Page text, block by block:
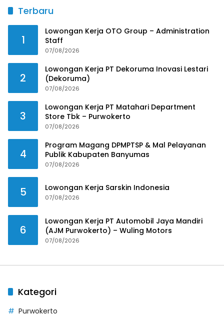
Terbaru
1
Lowongan Kerja OTO Group – Administration
Staff
07/08/2026
2
Lowongan Kerja PT Dekoruma Inovasi Lestari
(Dekoruma)
07/08/2026
3
Lowongan Kerja PT Matahari Department
Store Tbk – Purwokerto
07/08/2026
4
Program Magang DPMPTSP & Mal Pelayanan
Publik Kabupaten Banyumas
07/08/2026
5 Lowongan Kerja Sarskin Indonesia
07/08/2026
6
Lowongan Kerja PT Automobil Jaya Mandiri
(AJM Purwokerto) – Wuling Motors
07/08/2026
Kategori
Purwokerto